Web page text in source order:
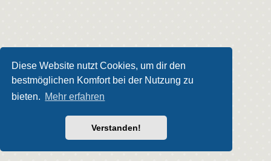
Diese Website nutzt Cookies, um dir den
bestmöglichen Komfort bei der Nutzung zu
bieten. Mehr erfahren
Verstanden!